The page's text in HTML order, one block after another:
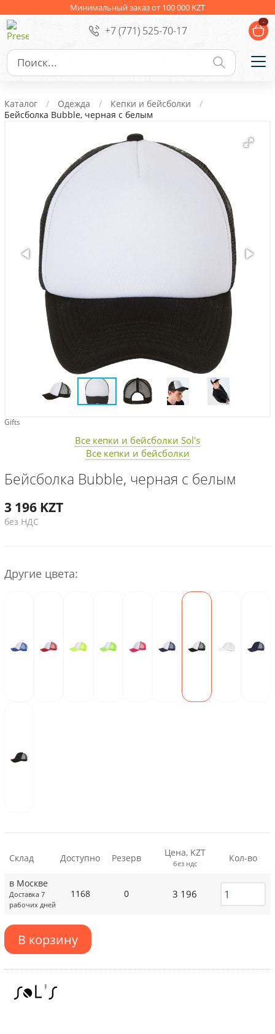
Минимальный заказ от 100 000 KZT
+7 (771) 525-70-17
-
Ежедневники Новогодние подарки
Сувениры к праздникам Упаковка
Личные аксессуары
Деловые подарки
Съедобные подарки с логотипом
Каталог Одежда
Кепки и бейсболки
Бейсболка Bubble, черная с белым
Gifts
Все кепки и бейсболки Sol's
Все кепки и бейсболки
Бейсболка Bubble, черная с белым
3 196 KZT
без НДС
Другие цвета:
Склад Доступно Резерв Цена, KZT
без ндс Кол-во
в Москве
Доставка 7
рабочих дней
1168 0 3 196
В корзину